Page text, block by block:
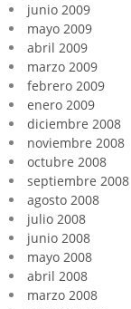
junio 2009
mayo 2009
abril 2009
marzo 2009
febrero 2009
enero 2009
diciembre 2008
noviembre 2008
octubre 2008
septiembre 2008
agosto 2008
julio 2008
junio 2008
mayo 2008
abril 2008
marzo 2008